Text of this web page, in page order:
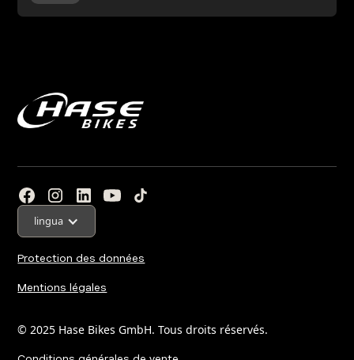
lingua
© 2025 Hase Bikes GmbH. Tous droits réservés.
Protection des données
Mentions légales